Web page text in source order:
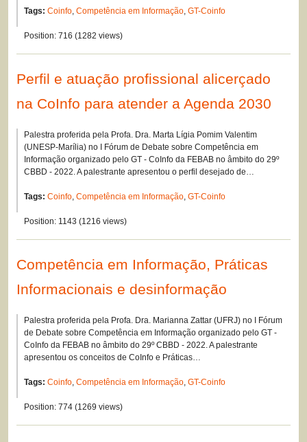
Tags: Coinfo, Competência em Informação, GT-Coinfo
Position: 716 (1282 views)
Perfil e atuação profissional alicerçado
na CoInfo para atender a Agenda 2030
Palestra proferida pela Profa. Dra. Marta Lígia Pomim Valentim
(UNESP-Marília) no I Fórum de Debate sobre Competência em
Informação organizado pelo GT - CoInfo da FEBAB no âmbito do 29º
CBBD - 2022. A palestrante apresentou o perfil desejado de…
Tags: Coinfo, Competência em Informação, GT-Coinfo
Position: 1143 (1216 views)
Competência em Informação, Práticas
Informacionais e desinformação
Palestra proferida pela Profa. Dra. Marianna Zattar (UFRJ) no I Fórum
de Debate sobre Competência em Informação organizado pelo GT -
CoInfo da FEBAB no âmbito do 29º CBBD - 2022. A palestrante
apresentou os conceitos de CoInfo e Práticas…
Tags: Coinfo, Competência em Informação, GT-Coinfo
Position: 774 (1269 views)